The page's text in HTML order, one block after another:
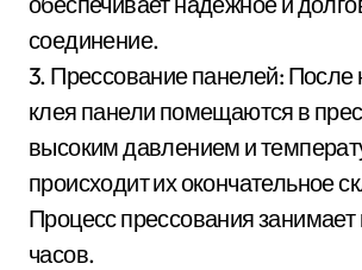
соединение.
3. Прессование панелей: После
клея панели помещаются в
высоким давлением и
происходит их окончательное
Процесс прессования занимает
часов.